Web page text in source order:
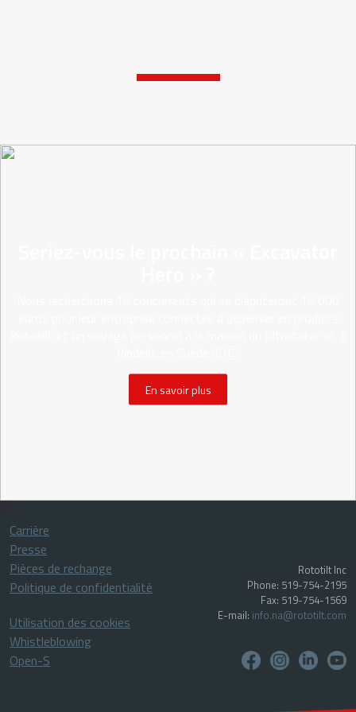
En savoir plus
Carrière
Presse
Pièces de rechange
Politique de confidentialité
Utilisation des cookies
Whistleblowing
Open-S
Rototilt Inc
Phone: 519-754-2195
Fax: 519-754-1569
E-mail: info.na@rototilt.com